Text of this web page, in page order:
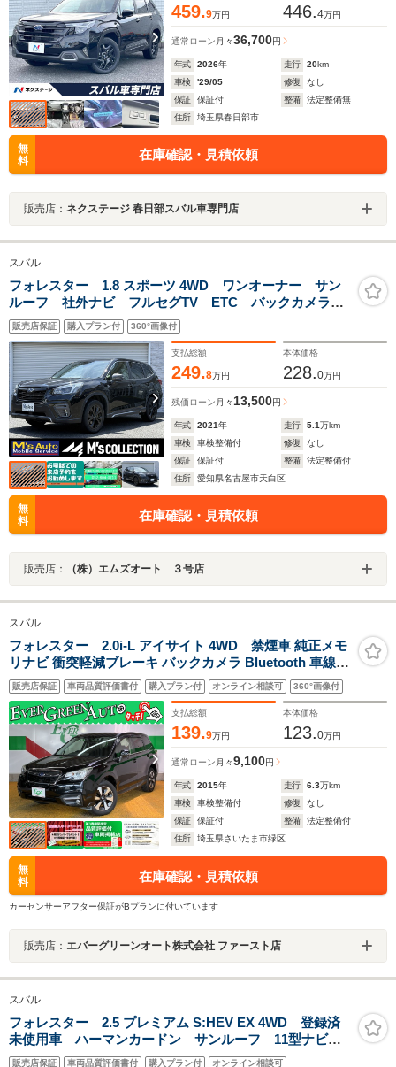
459.9万円 446.4万円
通常ローン 月々36,700円
年式 2026年 走行 20km
車検
'29/05 修復
なし
保証
保証付 整備
法定整備無
住所
埼玉県春日部市
無
料
在庫確認・見積依頼
販売店： ネクステージ 春日部スバル車専門店
スバル
フォレスター 1.8 スポーツ 4WD ワンオーナー サン
ルーフ 社外ナビ フルセグTV ETC バックカメラ
シートヒーター ブラインドスポットモニター アイサ
イト ステアリング連動ヘッド 純正18AW ステアリン
グコントロール
販売店保証 購入プラン付 360°画像付
支払総額
249.8万円
本体価格
228.0万円
残価ローン 月々 13,500円
年式 2021年 走行 5.1万km
車検
車検整備付 修復
なし
保証
保証付 整備
法定整備付
住所
愛知県名古屋市天白区
無
料
在庫確認・見積依頼
販売店： （株）エムズオート ３号店
スバル
フォレスター 2.0i-L アイサイト 4WD 禁煙車 純正メモ
リナビ 衝突軽減ブレーキ バックカメラ Bluetooth 車線逸
脱警報 ETC2.0 アダプティブクルコン パワーシート シー
トヒーター アクセスキー プッシュスタート 横滑防止装置
X-MODE LEDライト F/Rフォグ
販売店保証 車両品質評価書付 購入プラン付 オンライン相談可 360°画像付
支払総額
139.9万円
本体価格
123.0万円
通常ローン 月々9,100円
年式 2015年 走行 6.3万km
車検
車検整備付 修復
なし
保証
保証付 整備
法定整備付
住所
埼玉県さいたま市緑区
無
料
在庫確認・見積依頼
カーセンサーアフター保証がBプランに付いています
販売店： エバーグリーンオート株式会社 ファースト店
スバル
フォレスター 2.5 プレミアム S:HEV EX 4WD 登録済
未使用車 ハーマンカードン サンルーフ 11型ナビ
全周囲カメラ ブラウンナッパレザーシート スマート
販売店保証 車両品質評価書付 購入プラン付 オンライン相談可